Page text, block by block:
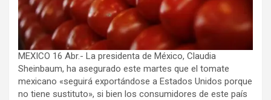
MEXICO 16 Abr.- La presidenta de México, Claudia
Sheinbaum, ha asegurado este martes que el tomate
mexicano «seguirá exportándose a Estados Unidos porque
no tiene sustituto», si bien los consumidores de este país